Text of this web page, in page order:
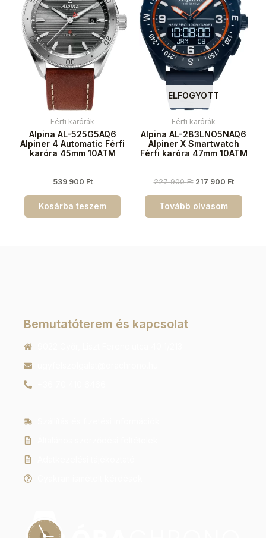
Férfi karórák
Alpina AL-525G5AQ6
Alpiner 4 Automatic Férfi
karóra 45mm 10ATM
539 900 Ft
Kosárba teszem
ELFOGYOTT
Férfi karórák
Alpina AL-283LNO5NAQ6
Alpiner X Smartwatch
Férfi karóra 47mm 10ATM
227 900Ft 217 900 Ft
Tovább olvasom
Bemutatóterem és kapcsolat